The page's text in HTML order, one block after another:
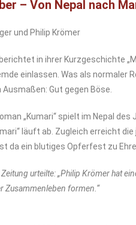
– Von Nepal nach
und Philip Krömer
in ihrer Kurzgeschichte
einlassen. Was als normaler
Gut gegen Böse.
„Kumari“ spielt im Nepal
läuft ab. Zugleich erreicht
da ein blutiges Opferfest zu
urteilte: „Philip Krömer hat
Zusammenleben formen.“